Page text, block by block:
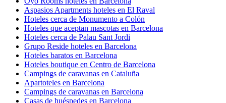
Aspasios Apartments hoteles en El Raval
Hoteles cerca de Monumento a Colón
Hoteles que aceptan mascotas en Barcelona
Hoteles cerca de Palau Sant Jordi
Grupo Reside hoteles en Barcelona
Hoteles baratos en Barcelona
Hoteles boutique en Centro de Barcelona
Campings de caravanas en Cataluña
Apartoteles en Barcelona
Campings de caravanas en Barcelona
Casas de huéspedes en Barcelona